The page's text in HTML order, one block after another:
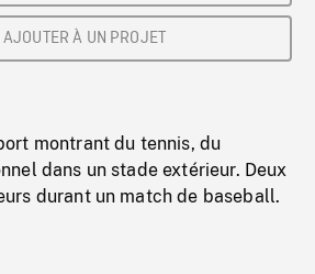
AJOUTER À UN PROJET
montrant du tennis, du
dans un stade extérieur. Deux
durant un match de baseball.